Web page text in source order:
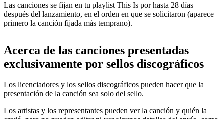
Las canciones se fijan en tu playlist This Is por hasta 28 días
después del lanzamiento, en el orden en que se solicitaron (aparece
primero la canción fijada más temprano).
Acerca de las canciones presentadas
exclusivamente por sellos discográficos
Los licenciadores y los sellos discográficos pueden hacer que la
presentación de la canción sea solo del sello.
Los artistas y los representantes pueden ver la canción y quién la